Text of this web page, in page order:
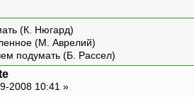
(К. Нюгард)
(М. Аврелий)
подумать (Б. Рассел)
2008 10:41 »